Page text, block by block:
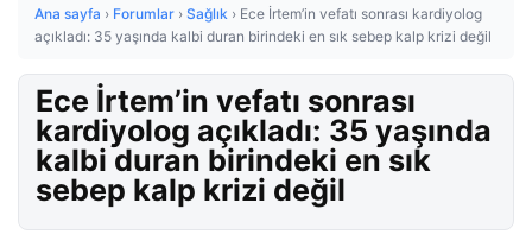
Ana sayfa › Forumlar › Sağlık › Ece İrtem’in vefatı sonrası kardiyolog
açıkladı: 35 yaşında kalbi duran birindeki en sık sebep kalp krizi değil
Ece İrtem’in vefatı sonrası
kardiyolog açıkladı: 35 yaşında
kalbi duran birindeki en sık
sebep kalp krizi değil